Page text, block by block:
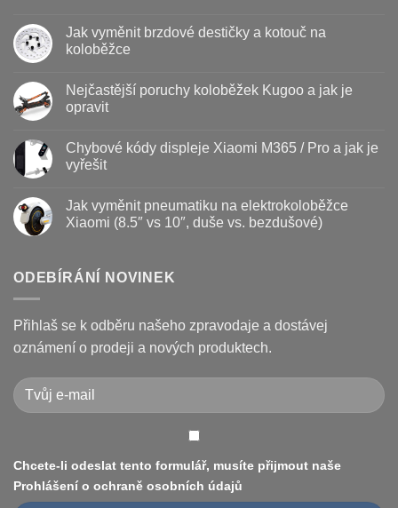
textu
s
koloběžky
kdy
jak
prodloužit
životnost
Jak vyměnit brzdové destičky a kotouč na
koloběžce
u
textu
s
vyměnit
brzdové
destičky
na
koloběžce
Nejčastější poruchy koloběžek Kugoo a jak je
opravit
u
textu
s
poruchy
koloběžek
Kugoo
opravit
Chybové kódy displeje Xiaomi M365 / Pro a jak je
vyřešit
textu
s
displeje
Xiaomi
Pro
a
jak
je
Jak vyměnit pneumatiku na elektrokoloběžce
Xiaomi (8.5″ vs 10″, duše vs. bezdušové)
textu
s
vyměnit
pneumatiku
na
elektrokoloběžce
(8.5″
vs
10″,
duše
ODEBÍRÁNÍ NOVINEK
Přihlaš se k odběru našeho zpravodaje a dostávej
oznámení o prodeji a nových produktech.
Chcete-li odeslat tento formulář, musíte přijmout naše
Prohlášení o ochraně osobních údajů